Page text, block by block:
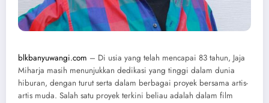
blkbanyuwangi.com – Di usia yang telah mencapai 83 tahun, Jaja
Miharja masih menunjukkan dedikasi yang tinggi dalam dunia
hiburan, dengan turut serta dalam berbagai proyek bersama artis-
artis muda. Salah satu proyek terkini beliau adalah dalam film